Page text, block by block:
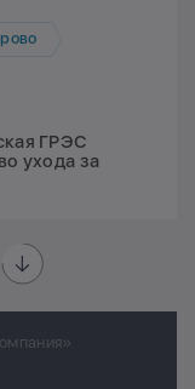
ГРЭС
ухода за